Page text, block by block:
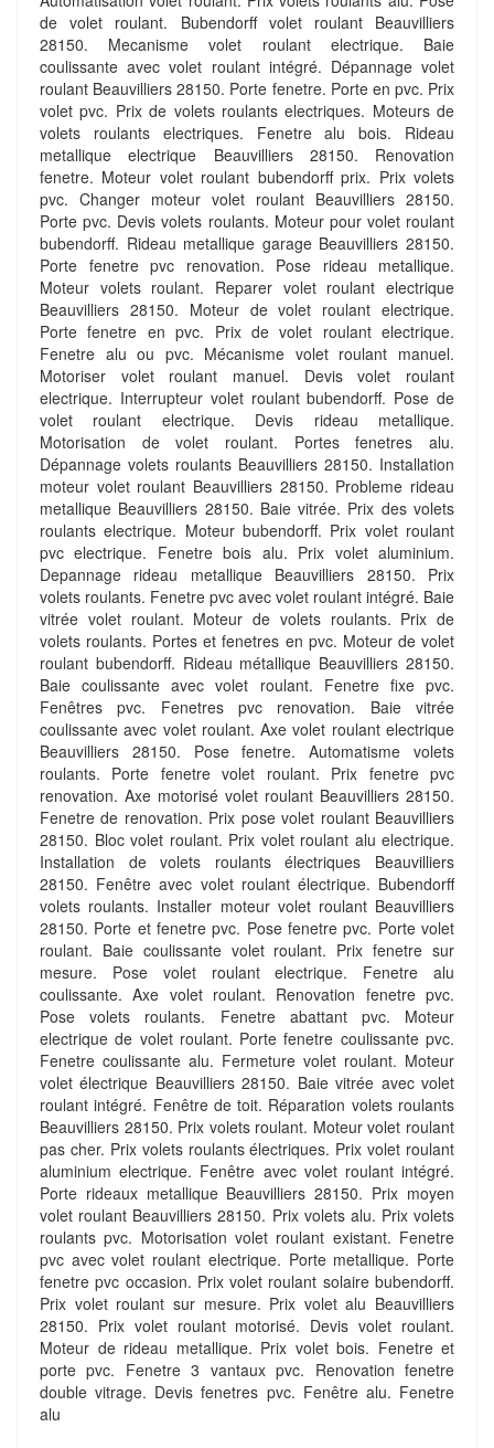
de volet roulant. Bubendorff volet roulant Beauvilliers
28150. Mecanisme volet roulant electrique. Baie
coulissante avec volet roulant intégré. Dépannage volet
roulant Beauvilliers 28150. Porte fenetre. Porte en pvc. Prix
volet pvc. Prix de volets roulants electriques. Moteurs de
volets roulants electriques. Fenetre alu bois. Rideau
metallique electrique Beauvilliers 28150. Renovation
fenetre. Moteur volet roulant bubendorff prix. Prix volets
pvc. Changer moteur volet roulant Beauvilliers 28150.
Porte pvc. Devis volets roulants. Moteur pour volet roulant
bubendorff. Rideau metallique garage Beauvilliers 28150.
Porte fenetre pvc renovation. Pose rideau metallique.
Moteur volets roulant. Reparer volet roulant electrique
Beauvilliers 28150. Moteur de volet roulant electrique.
Porte fenetre en pvc. Prix de volet roulant electrique.
Fenetre alu ou pvc. Mécanisme volet roulant manuel.
Motoriser volet roulant manuel. Devis volet roulant
electrique. Interrupteur volet roulant bubendorff. Pose de
volet roulant electrique. Devis rideau metallique.
Motorisation de volet roulant. Portes fenetres alu.
Dépannage volets roulants Beauvilliers 28150. Installation
moteur volet roulant Beauvilliers 28150. Probleme rideau
metallique Beauvilliers 28150. Baie vitrée. Prix des volets
roulants electrique. Moteur bubendorff. Prix volet roulant
pvc electrique. Fenetre bois alu. Prix volet aluminium.
Depannage rideau metallique Beauvilliers 28150. Prix
volets roulants. Fenetre pvc avec volet roulant intégré. Baie
vitrée volet roulant. Moteur de volets roulants. Prix de
volets roulants. Portes et fenetres en pvc. Moteur de volet
roulant bubendorff. Rideau métallique Beauvilliers 28150.
Baie coulissante avec volet roulant. Fenetre fixe pvc.
Fenêtres pvc. Fenetres pvc renovation. Baie vitrée
coulissante avec volet roulant. Axe volet roulant electrique
Beauvilliers 28150. Pose fenetre. Automatisme volets
roulants. Porte fenetre volet roulant. Prix fenetre pvc
renovation. Axe motorisé volet roulant Beauvilliers 28150.
Fenetre de renovation. Prix pose volet roulant Beauvilliers
28150. Bloc volet roulant. Prix volet roulant alu electrique.
Installation de volets roulants électriques Beauvilliers
28150. Fenêtre avec volet roulant électrique. Bubendorff
volets roulants. Installer moteur volet roulant Beauvilliers
28150. Porte et fenetre pvc. Pose fenetre pvc. Porte volet
roulant. Baie coulissante volet roulant. Prix fenetre sur
mesure. Pose volet roulant electrique. Fenetre alu
coulissante. Axe volet roulant. Renovation fenetre pvc.
Pose volets roulants. Fenetre abattant pvc. Moteur
electrique de volet roulant. Porte fenetre coulissante pvc.
Fenetre coulissante alu. Fermeture volet roulant. Moteur
volet électrique Beauvilliers 28150. Baie vitrée avec volet
roulant intégré. Fenêtre de toit. Réparation volets roulants
Beauvilliers 28150. Prix volets roulant. Moteur volet roulant
pas cher. Prix volets roulants électriques. Prix volet roulant
aluminium electrique. Fenêtre avec volet roulant intégré.
Porte rideaux metallique Beauvilliers 28150. Prix moyen
volet roulant Beauvilliers 28150. Prix volets alu. Prix volets
roulants pvc. Motorisation volet roulant existant. Fenetre
pvc avec volet roulant electrique. Porte metallique. Porte
fenetre pvc occasion. Prix volet roulant solaire bubendorff.
Prix volet roulant sur mesure. Prix volet alu Beauvilliers
28150. Prix volet roulant motorisé. Devis volet roulant.
Moteur de rideau metallique. Prix volet bois. Fenetre et
porte pvc. Fenetre 3 vantaux pvc. Renovation fenetre
double vitrage. Devis fenetres pvc. Fenêtre alu. Fenetre
alu